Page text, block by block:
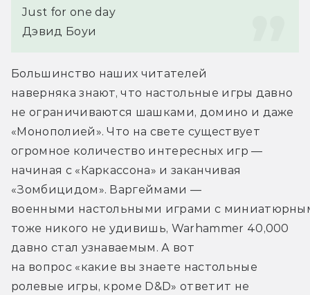
Just for one day
Дэвид Боуи
Большинство наших читателей
наверняка знают, что настольные игры давно
не ограничиваются шашками, домино и даже
«Монополией». Что на свете существует
огромное количество интересных игр —
начиная с «Каркассона» и заканчивая
«Зомбицидом». Варгеймами —
военными настольными играми с
тоже никого не удивишь, Warhammer 40,000
давно стал узнаваемым. А вот
на вопрос «какие вы знаете настольные
ролевые игры, кроме D&D» ответит не